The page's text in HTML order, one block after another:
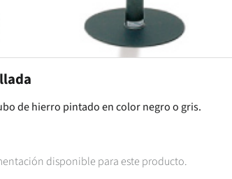
de hierro pintado en color negro o gris.
disponible para este producto.